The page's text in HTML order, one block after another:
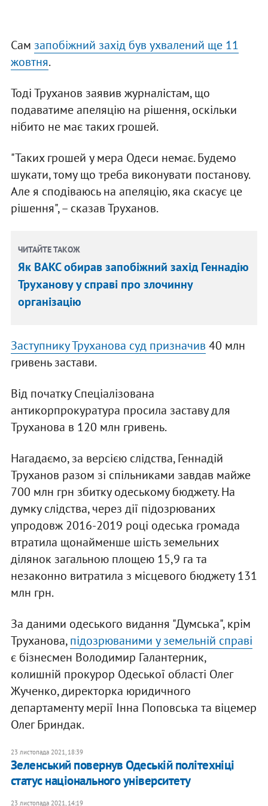
Сам запобіжний захід був ухвалений ще 11
жовтня.
Тоді Труханов заявив журналістам, що
подаватиме апеляцію на рішення, оскільки
нібито не має таких грошей.
"Таких грошей у мера Одеси немає. Будемо
шукати, тому що треба виконувати постанову.
Але я сподіваюсь на апеляцію, яка скасує це
рішення", – сказав Труханов.
ЧИТАЙТЕ ТАКОЖ
Як ВАКС обирав запобіжний захід Геннадію
Труханову у справі про злочинну
організацію
Заступнику Труханова суд призначив 40 млн
гривень застави.
Від початку Спеціалізована
антикорпрокуратура просила заставу для
Труханова в 120 млн гривень.
Нагадаємо, за версією слідства, Геннадій
Труханов разом зі спільниками завдав майже
700 млн грн збитку одеському бюджету. На
думку слідства, через дії підозрюваних
упродовж 2016-2019 році одеська громада
втратила щонайменше шість земельних
ділянок загальною площею 15,9 га та
незаконно витратила з місцевого бюджету 131
млн грн.
За даними одеського видання "Думська", крім
Труханова,підозрюваними у земельній справі
є бізнесмен Володимир Галантерник,
колишній прокурор Одеської області Олег
Жученко, директорка юридичного
департаменту мерії Інна Поповська та віцемер
Олег Бриндак.
23 листопада 2021, 18:39
Зеленський повернув Одеській політехніці
статус національного університету
23 листопада 2021, 14:19